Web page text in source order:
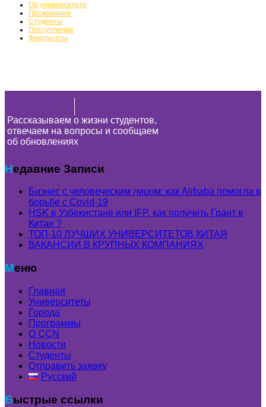
Об университете
Проживание
Студенты
Поступление
Факультеты
Рассказываем о жизни студентов,
отвечаем на вопросы и сообщаем
об обновлениях
Недавние Записи
Бизнес с человеческим лицом: как Alibaba помогла в
борьбе с Covid-19
HSK в Узбекистане или IFP, как получить Грант в
Китае ?
ТОП-10 ЛУЧШИХ УНИВЕРСИТЕТОВ КИТАЯ
ВАКАНСИИ В КРУПНЫХ КОМПАНИЯХ
Меню
Главная
Университеты
Города
Программы
О CCN
Новости
Студенты
Отправить заявку
Русский
Быстрые ссылки